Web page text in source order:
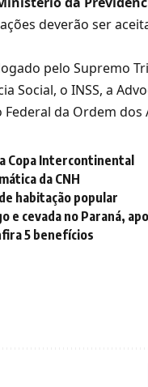
deverão ser
pelo Supremo
o INSS, a
da Ordem dos
Copa Intercontinental
da CNH
habitação popular
e cevada no Paraná,
5 benefícios